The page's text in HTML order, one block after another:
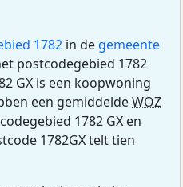
1782 in de gemeente
postcodegebied 1782
GX is een koopwoning
een gemiddeldeWOZ
1782 GX en
1782GX telt tien